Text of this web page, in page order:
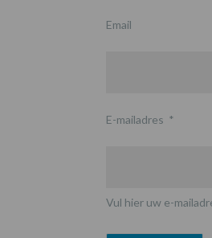
Email
E-mailadres *
Vul hier uw e-